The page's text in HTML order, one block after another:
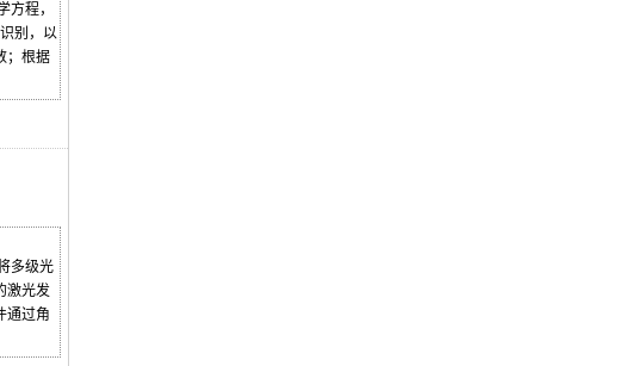
程，
别，以
；根据
多级光
激光发
通过角